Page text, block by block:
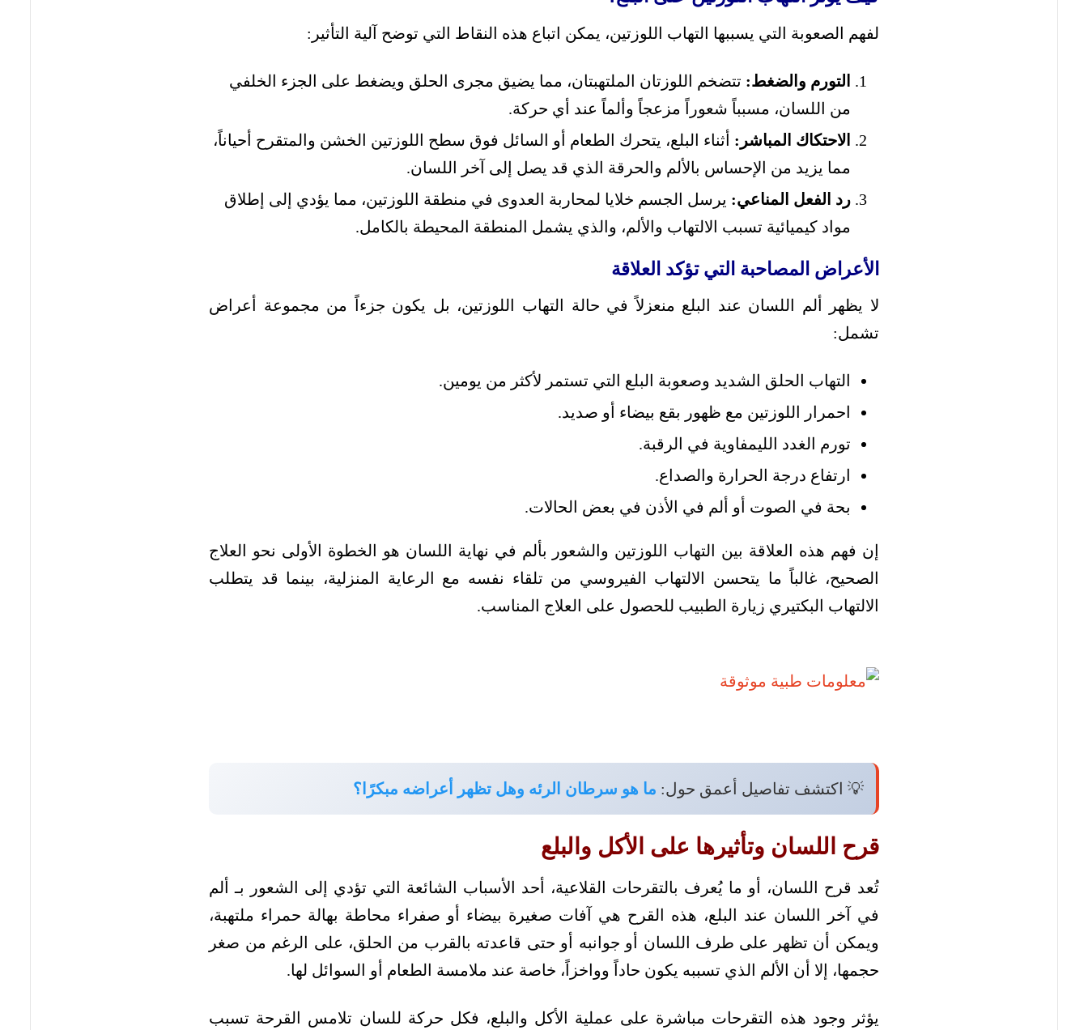
لفهم الصعوبة التي يسببها التهاب اللوزتين، يمكن اتباع هذه النقاط التي توضح آلية التأثير:
التورم والضغط: تتضخم اللوزتان الملتهبتان، مما يضيق مجرى الحلق ويضغط على الجزء الخلفي
من اللسان، مسبباً شعوراً مزعجاً وألماً عند أي حركة.
الاحتكاك المباشر: أثناء البلع، يتحرك الطعام أو السائل فوق سطح اللوزتين الخشن والمتقرح أحياناً،
مما يزيد من الإحساس بالألم والحرقة الذي قد يصل إلى آخر اللسان.
رد الفعل المناعي: يرسل الجسم خلايا لمحاربة العدوى في منطقة اللوزتين، مما يؤدي إلى إطلاق
مواد كيميائية تسبب الالتهاب والألم، والذي يشمل المنطقة المحيطة بالكامل.
الأعراض المصاحبة التي تؤكد العلاقة
لا يظهر ألم اللسان عند البلع منعزلاً في حالة التهاب اللوزتين، بل يكون جزءاً من مجموعة أعراض
تشمل:
التهاب الحلق الشديد وصعوبة البلع التي تستمر لأكثر من يومين.
احمرار اللوزتين مع ظهور بقع بيضاء أو صديد.
تورم الغدد الليمفاوية في الرقبة.
ارتفاع درجة الحرارة والصداع.
بحة في الصوت أو ألم في الأذن في بعض الحالات.
إن فهم هذه العلاقة بين التهاب اللوزتين والشعور بألم في نهاية اللسان هو الخطوة الأولى نحو العلاج
الصحيح، غالباً ما يتحسن الالتهاب الفيروسي من تلقاء نفسه مع الرعاية المنزلية، بينما قد يتطلب
الالتهاب البكتيري زيارة الطبيب للحصول على العلاج المناسب.
💡 اكتشف تفاصيل أعمق حول: ما هو سرطان الرئه وهل تظهر أعراضه مبكرًا؟
قرح اللسان وتأثيرها على الأكل والبلع
تُعد قرح اللسان، أو ما يُعرف بالتقرحات القلاعية، أحد الأسباب الشائعة التي تؤدي إلى الشعور بـ ألم
في آخر اللسان عند البلع، هذه القرح هي آفات صغيرة بيضاء أو صفراء محاطة بهالة حمراء ملتهبة،
ويمكن أن تظهر على طرف اللسان أو جوانبه أو حتى قاعدته بالقرب من الحلق، على الرغم من صغر
حجمها، إلا أن الألم الذي تسببه يكون حاداً وواخزاً، خاصة عند ملامسة الطعام أو السوائل لها.
يؤثر وجود هذه التقرحات مباشرة على عملية الأكل والبلع، فكل حركة للسان تلامس القرحة تسبب